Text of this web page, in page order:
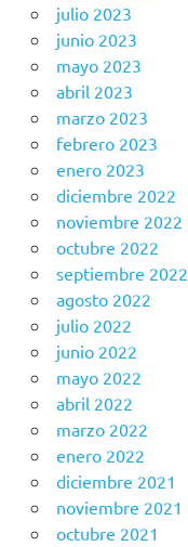
julio 2023
junio 2023
mayo 2023
abril 2023
marzo 2023
febrero 2023
enero 2023
diciembre 2022
noviembre 2022
octubre 2022
septiembre 2022
agosto 2022
julio 2022
junio 2022
mayo 2022
abril 2022
marzo 2022
enero 2022
diciembre 2021
noviembre 2021
octubre 2021